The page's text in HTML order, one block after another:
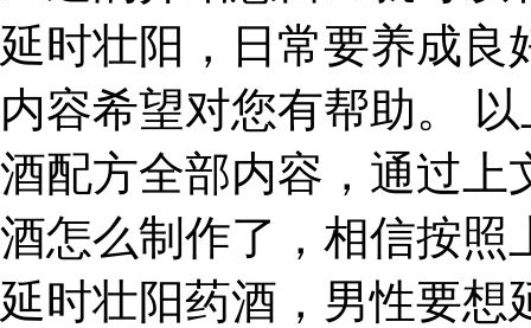
延时壮阳，日常要养成良
内容希望对您有帮助。
酒配方全部内容，通过上
酒怎么制作了，相信按照
延时壮阳药酒，男性要想